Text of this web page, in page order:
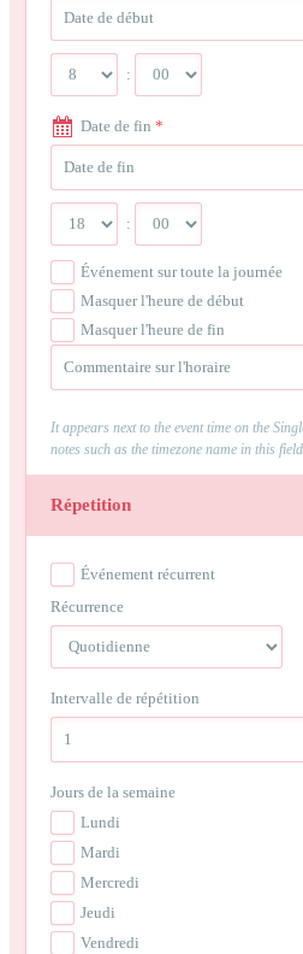
:
Date de fin *
:
Événement sur toute la journée
Masquer l'heure de début
Masquer l'heure de fin
It appears next to the event time on the
notes such as the timezone name in this
Répetition
Événement récurrent
Récurrence
Intervalle de répétition
Jours de la semaine
Lundi
Mardi
Mercredi
Jeudi
Vendredi